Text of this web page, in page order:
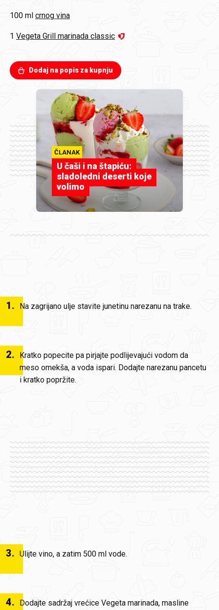
100 ml crnog vina
1 Vegeta Grill marinada classic
Dodaj na popis za kupnju
ČLANAK
U čaši i na štapiću:
sladoledni deserti koje
volimo
1. Na zagrijano ulje stavite junetinu narezanu na trake.
2.
Kratko popecite pa pirjajte podlijevajući vodom da
meso omekša, a voda ispari. Dodajte narezanu pancetu
i kratko popržite.
3. Ulijte vino, a zatim 500 ml vode.
4.
Dodajte sadržaj vrećice Vegeta marinada, masline